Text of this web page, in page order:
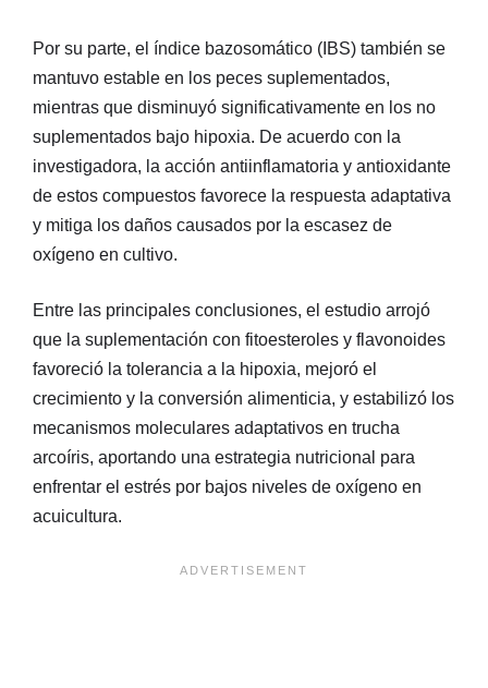
Por su parte, el índice bazosomático (IBS) también se
mantuvo estable en los peces suplementados,
mientras que disminuyó significativamente en los no
suplementados bajo hipoxia. De acuerdo con la
investigadora, la acción antiinflamatoria y antioxidante
de estos compuestos favorece la respuesta adaptativa
y mitiga los daños causados por la escasez de
oxígeno en cultivo.
Entre las principales conclusiones, el estudio arrojó
que la suplementación con fitoesteroles y flavonoides
favoreció la tolerancia a la hipoxia, mejoró el
crecimiento y la conversión alimenticia, y estabilizó los
mecanismos moleculares adaptativos en trucha
arcoíris, aportando una estrategia nutricional para
enfrentar el estrés por bajos niveles de oxígeno en
acuicultura.